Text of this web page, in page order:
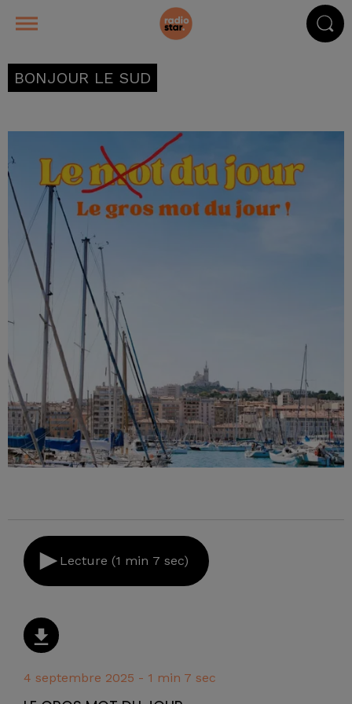
BONJOUR LE SUD
Lecture (1 min 7 sec)
4 septembre 2025 - 1 min 7 sec